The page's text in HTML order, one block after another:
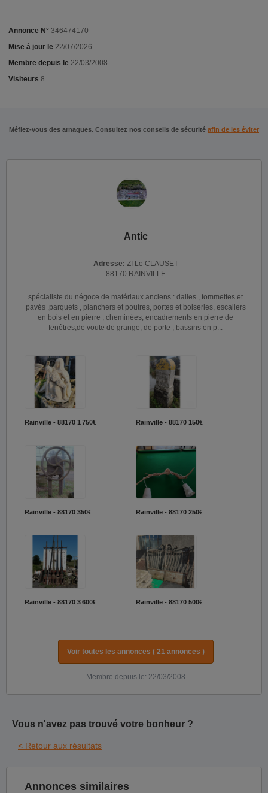
Annonce N° 346474170
Mise à jour le 22/07/2026
Membre depuis le 22/03/2008
Visiteurs 8
Méfiez-vous des arnaques. Consultez nos conseils de sécurité afin de les éviter
Antic
Adresse: ZI Le CLAUSET
88170 RAINVILLE
spécialiste du négoce de matériaux anciens : dalles , tommettes et
pavés ,parquets , planchers et poutres, portes et boiseries, escaliers
en bois et en pierre , cheminées, encadrements en pierre de
fenêtres,de voute de grange, de porte , bassins en p...
Rainville - 88170 1 750€ Rainville - 88170 150€
Rainville - 88170 350€ Rainville - 88170 250€
Rainville - 88170 3 600€ Rainville - 88170 500€
Voir toutes les annonces ( 21 annonces )
Membre depuis le: 22/03/2008
Vous n'avez pas trouvé votre bonheur ?
< Retour aux résultats
Annonces similaires